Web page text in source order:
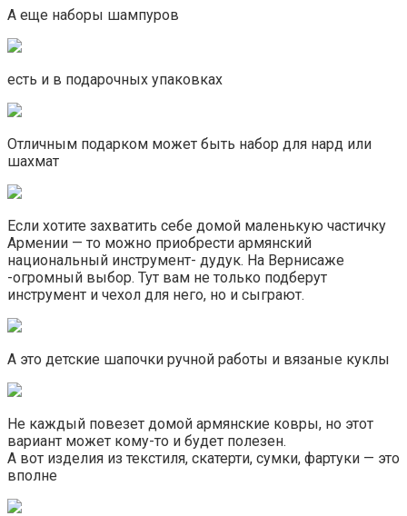
А еще наборы шампуров
есть и в подарочных упаковках
Отличным подарком может быть набор для нард или
шахмат
Если хотите захватить себе домой маленькую частичку
Армении — то можно приобрести армянский
национальный инструмент- дудук. На Вернисаже
-огромный выбор. Тут вам не только подберут
инструмент и чехол для него, но и сыграют.
А это детские шапочки ручной работы и вязаные куклы
Не каждый повезет домой армянские ковры, но этот
вариант может кому-то и будет полезен.
А вот изделия из текстиля, скатерти, сумки, фартуки — это
вполне